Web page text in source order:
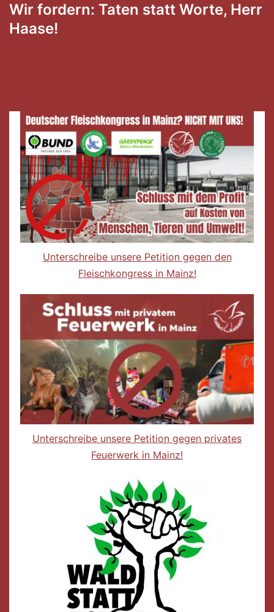
Wir fordern: Taten statt Worte, Herr
Haase!
Unterschreibe unsere Petition gegen den
Fleischkongress in Mainz!
Unterschreibe unsere Petition gegen privates
Feuerwerk in Mainz!